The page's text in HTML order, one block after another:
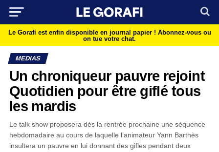
Le Gorafi est enfin disponible en journal papier ! Abonnez-vous ou
on tue votre chat.
MEDIAS
Un chroniqueur pauvre rejoint
Quotidien pour être giflé tous
les mardis
Le talk show proposera dès la rentrée prochaine une séquence
hebdomadaire au cours de laquelle l’animateur Yann Barthès
insultera un pauvre en lui donnant des gifles pendant deux